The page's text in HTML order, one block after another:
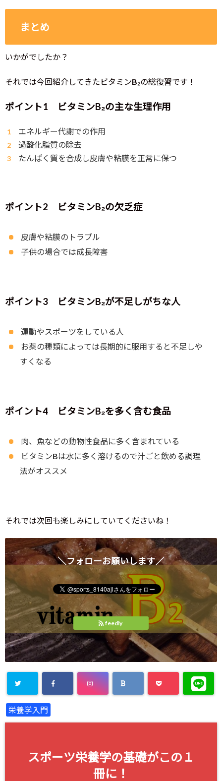
まとめ
いかがでしたか？
それでは今回紹介してきたビタミンB₂の総復習です！
ポイント1 ビタミンB₂の主な生理作用
エネルギー代謝での作用
過酸化脂質の除去
たんぱく質を合成し皮膚や粘膜を正常に保つ
ポイント2 ビタミンB₂の欠乏症
皮膚や粘膜のトラブル
子供の場合では成長障害
ポイント3 ビタミンB₂が不足しがちな人
運動やスポーツをしている人
お薬の種類によっては長期的に服用すると不足しや
すくなる
ポイント4 ビタミンB₂を多く含む食品
肉、魚などの動物性食品に多く含まれている
ビタミンBは水に多く溶けるので汁ごと飲める調理
法がオススメ
それでは次回も楽しみにしていてくださいね！
＼フォローお願いします／
feedly
栄養学入門
スポーツ栄養学の基礎がこの１
冊に！